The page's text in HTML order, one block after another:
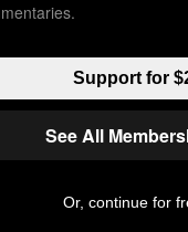
waktu istirahat
tekanan untuk
imbuh
fitur pelatih.
Support for
See All
Or, continue for